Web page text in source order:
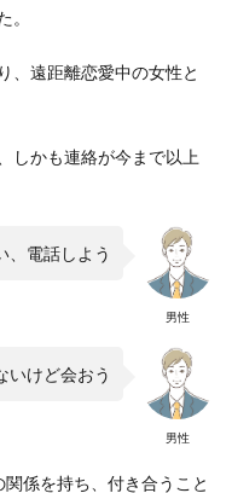
。
、遠距離恋愛中の女性と
しかも連絡が今まで以上
男性
、電話しよう
男性
いけど会おう
係を持ち、付き合うこと